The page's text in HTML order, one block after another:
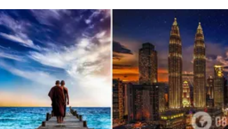
Polityka
Społeczeństwo
Wojna na Ukrainie